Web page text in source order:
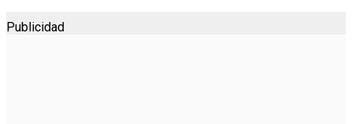
Publicidad